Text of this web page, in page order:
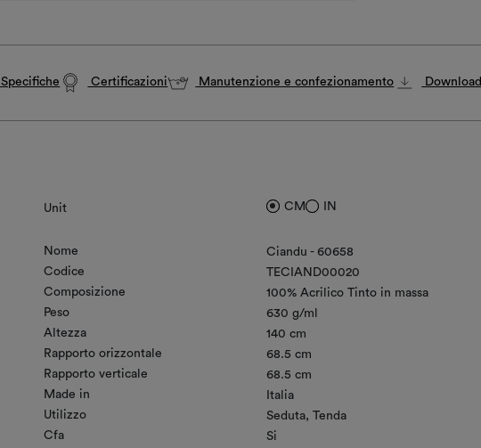
Specifiche Certificazioni Manutenzione e confezionamento Download
Unit CM IN
Nome
Ciandu - 60658
Codice
TECIAND00020
Composizione
100% Acrilico Tinto in massa
Peso
630 g/ml
Altezza
140 cm
Rapporto orizzontale
68.5 cm
Rapporto verticale
68.5 cm
Made in
Italia
Utilizzo
Seduta Tenda
Cfa
Si